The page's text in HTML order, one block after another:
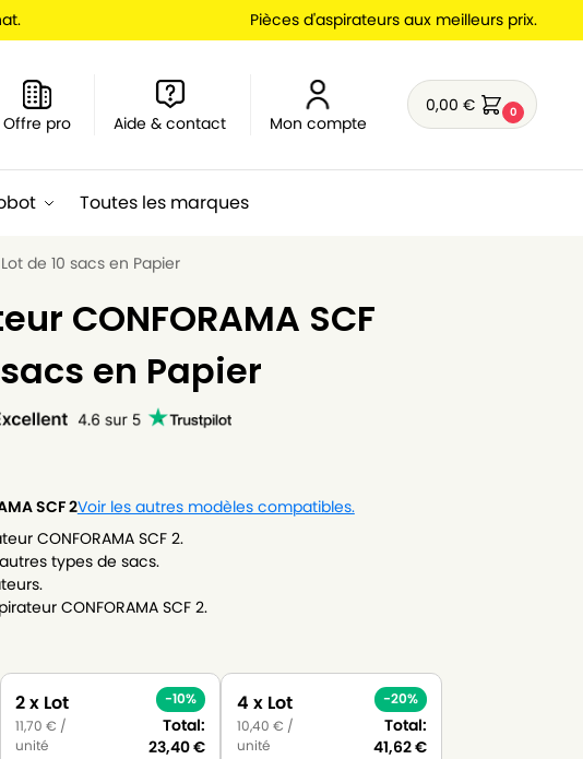
Pièces d'aspirateurs aux meilleurs prix.
Offre pro Aide & contact Mon compte
0,00€ 0
Toutes les marques
de 10 sacs en Papier
CONFORAMA SCF
en Papier
SCF 2Voir les autres modèles compatibles.
CONFORAMA SCF 2.
types de sacs.
CONFORAMA SCF 2.
2 x Lot
11,70€ /
unité
-10%
Total:
23,40€
4 x Lot
10,40 € /
unité
-20%
Total:
41,62€